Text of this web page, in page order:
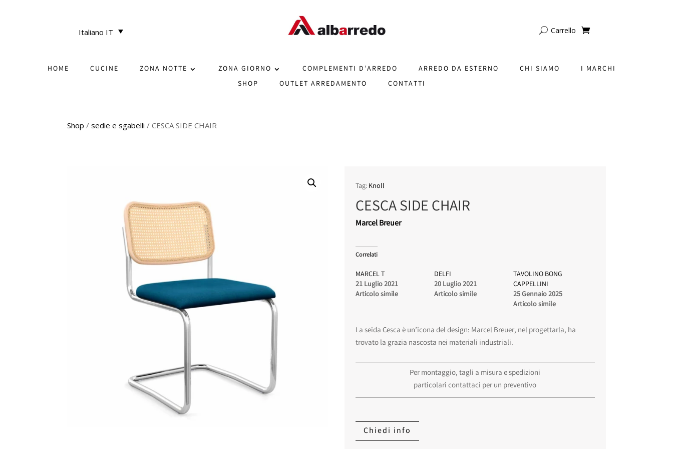
Italiano IT Carrello
HOME CUCINE ZONA NOTTE ZONA GIORNO COMPLEMENTI D’ARREDO ARREDO DA ESTERNO CHI SIAMO
I MARCHI
SHOP
OUTLET ARREDAMENTO CONTATTI
Shop /sedie e sgabelli / CESCA SIDE CHAIR
Tag: Knoll
CESCA SIDE CHAIR
Marcel Breuer
Correlati
MARCEL T
21 Luglio 2021
Articolo simile
DELFI
20 Luglio 2021
Articolo simile
TAVOLINO BONG
CAPPELLINI
25 Gennaio 2025
Articolo simile
La seida Cesca è un’icona del design: Marcel Breuer, nel progettarla, ha
trovato la grazia nascosta nei materiali industriali.
Per montaggio, tagli a misura e spedizioni
particolari contattaci per un preventivo
Chiedi info